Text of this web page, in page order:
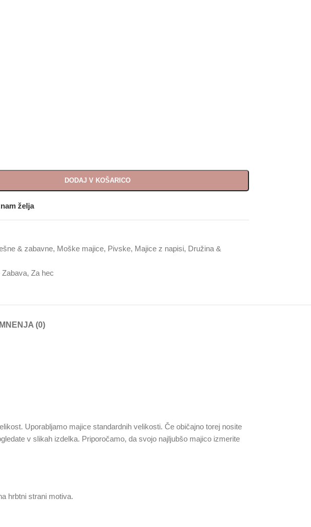
DODAJ V KOŠARICO
želja
& zabavne, Moške majice, Pivske, Majice z napisi, Družina &
Zabava, Za hec
MNENJA (0)
Uporabljamo majice standardnih velikosti. Če običajno torej nosite
v slikah izdelka. Priporočamo, da svojo najljubšo majico izmerite
hrbtni strani motiva.